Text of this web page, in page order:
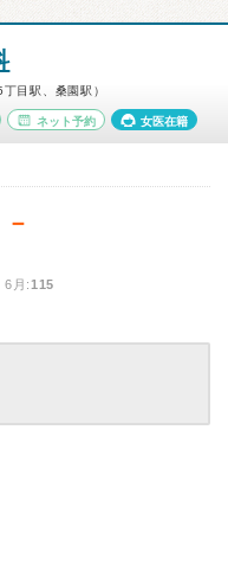
目駅、桑園駅）
ネット予約 女医在籍
－
月:115